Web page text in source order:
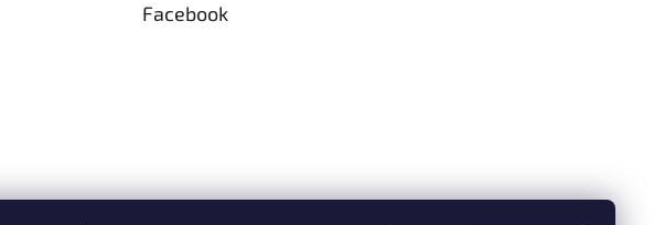
Facebook